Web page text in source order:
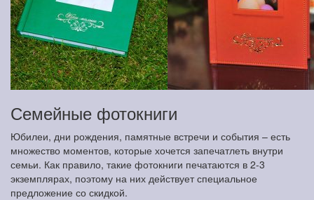
Семейные фотокниги
Юбилеи, дни рождения, памятные встречи и события – есть
множество моментов, которые хочется запечатлеть внутри
семьи. Как правило, такие фотокниги печатаются в 2-3
экземплярах, поэтому на них действует специальное
предложение со скидкой.